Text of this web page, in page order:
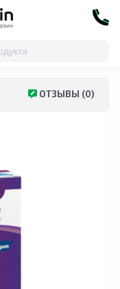
минералы
ОТЗЫВЫ (0)